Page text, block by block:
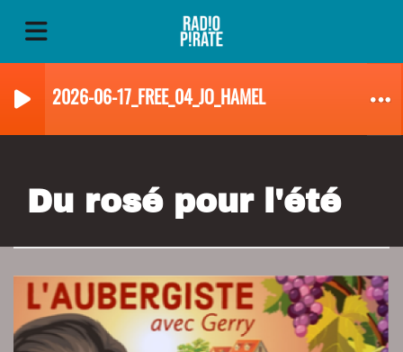
2026-06-17_FREE_04_JO_HAMEL
Du rosé pour l'été